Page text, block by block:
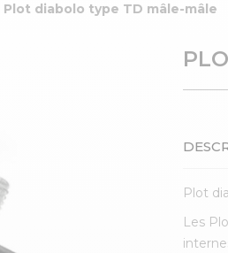
Plot diabolo type TD mâle-mâle
Plot
Les